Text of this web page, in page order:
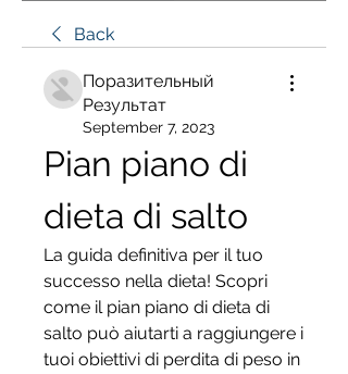
Back
Поразительный
Результат
September 7, 2023
Pian piano di
dieta di salto
La guida definitiva per il tuo
successo nella dieta! Scopri
come il pian piano di dieta di
salto può aiutarti a raggiungere i
tuoi obiettivi di perdita di peso in